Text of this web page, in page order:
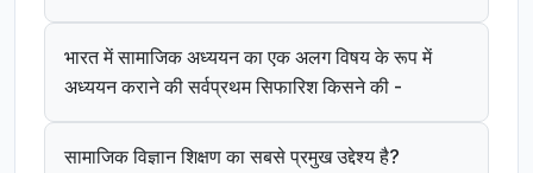
भारत में सामाजिक अध्ययन का एक अलग विषय के रूप में
अध्ययन कराने की सर्वप्रथम सिफारिश किसने की -
सामाजिक विज्ञान शिक्षण का सबसे प्रमुख उद्देश्य है?